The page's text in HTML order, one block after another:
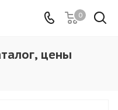
0
цены